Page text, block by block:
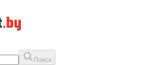
Поиск